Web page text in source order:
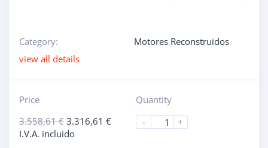
Category:
Motores Reconstruidos
view all details
Price
3.558,61€ 3.316,61 €
I.V.A. incluido
Quantity
-
+